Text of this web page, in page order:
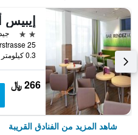
2 نجمتين
جيد 7.3
0.3 كيلومتر عن وسط المدينة
266 ﷼
شاهد المزيد من الفنادق القريبة